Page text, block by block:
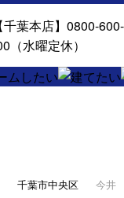
千葉市中央区 今井